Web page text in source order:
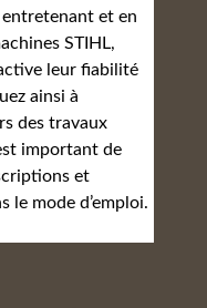
et en
STIHL,
leur fiabilité
ainsi à
des travaux
important de
et
le mode d’emploi.